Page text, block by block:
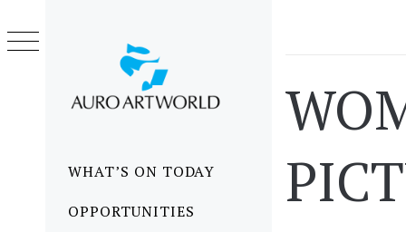
MenuWHAT’S ON TODAY
OPPORTUNITIES
content